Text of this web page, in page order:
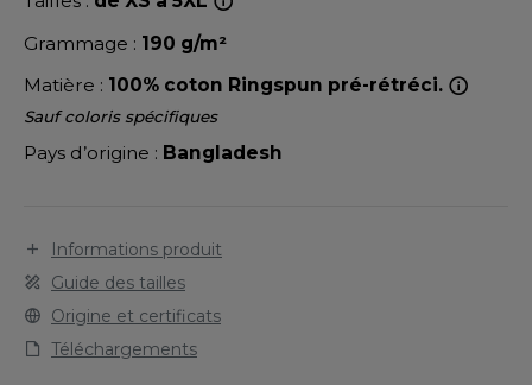
IN EUROPE
LABEL / TEAR AWAY
ROW
OF THE LOOM
OF THE LOOM VINTAGE
Grammage : 190 g/m²
Matière : 100% coton Ringspun pré-rétréci.
Sauf coloris spécifiques
Pays d’origine : Bangladesh
Informations produit
Guide des tailles
Origine et certificats
Téléchargements